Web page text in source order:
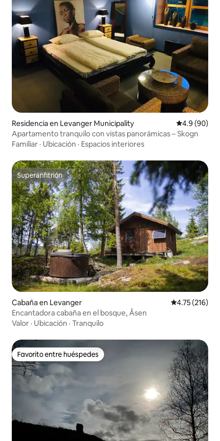
Residencia en Levanger Municipality Calificación
4.9 (90)
Apartamento tranquilo con vistas panorámicas – Skogn
Familiar · Ubicación · Espacios interiores
Superanfitrión
Superanfitrión
Cabaña en Levanger Calificación
4.75 (216)
Encantadora cabaña en el bosque, Åsen
Valor · Ubicación · Tranquilo
Favorito entre huéspedes
Favorito entre huéspedes